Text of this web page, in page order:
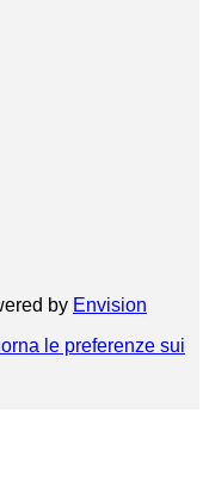
by Envision
le preferenze sui